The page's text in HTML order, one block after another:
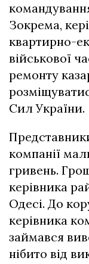
Зокрема,
квартирно-
військової
ремонту
Сил України.
компанії
гривень.
керівника
Одесі. До
керівника
займався
нібито від